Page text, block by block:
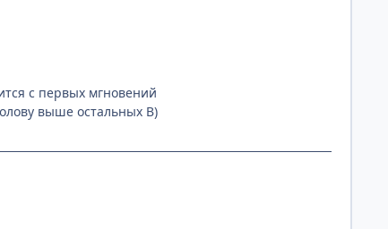
с первых мгновений
выше остальных B)